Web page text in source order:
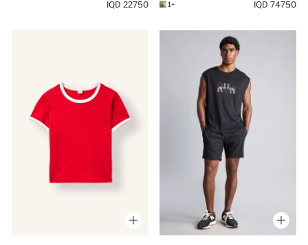
74750 IQD
+1
22750 IQD